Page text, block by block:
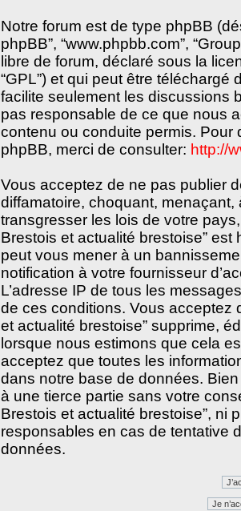
Notre forum est de type phpBB
phpBB”, “www.phpbb.com”,
libre de forum, déclaré sous la
“GPL”) et qui peut être téléchargé
facilite seulement les discussions
pas responsable de ce que nous
contenu ou conduite permis. Pour
phpBB, merci de consulter: http://
Vous acceptez de ne pas publier
diffamatoire, choquant,
transgresser les lois de votre
Brestois et actualité brestoise”
peut vous mener à un
notification à votre fournisseur
L’adresse IP de tous les
de ces conditions. Vous acceptez
et actualité brestoise” supprime,
lorsque nous estimons que cela
acceptez que toutes les
dans notre base de données.
à une tierce partie sans votre
Brestois et actualité brestoise”, ni
responsables en cas de tentative
données.